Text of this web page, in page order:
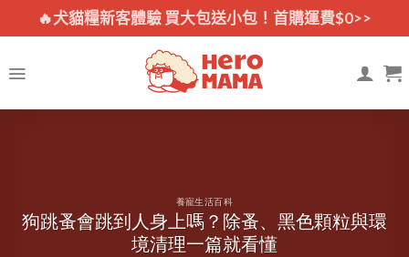
🔥犬貓糧新客體驗 買大包送小包！首購運費$0>>
養寵生活百科
狗跳蚤會跳到人身上嗎？除蚤、黑色顆粒與環
境清理一篇就看懂